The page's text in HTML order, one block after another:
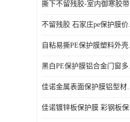
撕下不留残胶-室内御寒胶带
不留
自粘易
黑白
佳诺金属表面
佳